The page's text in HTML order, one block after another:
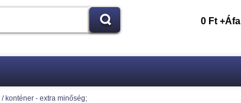
0 Ft +Áfa
konténer - extra minőség;